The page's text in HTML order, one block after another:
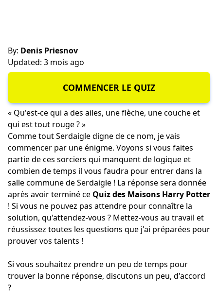
By: Denis Priesnov
Updated: 3 mois ago
COMMENCER LE QUIZ
« Qu'est-ce qui a des ailes, une flèche, une couche et
qui est tout rouge ? »
Comme tout Serdaigle digne de ce nom, je vais
commencer par une énigme. Voyons si vous faites
partie de ces sorciers qui manquent de logique et
combien de temps il vous faudra pour entrer dans la
salle commune de Serdaigle ! La réponse sera donnée
après avoir terminé ce Quiz des Maisons Harry Potter
! Si vous ne pouvez pas attendre pour connaître la
solution, qu'attendez-vous ? Mettez-vous au travail et
réussissez toutes les questions que j'ai préparées pour
prouver vos talents !
Si vous souhaitez prendre un peu de temps pour
trouver la bonne réponse, discutons un peu, d'accord
?